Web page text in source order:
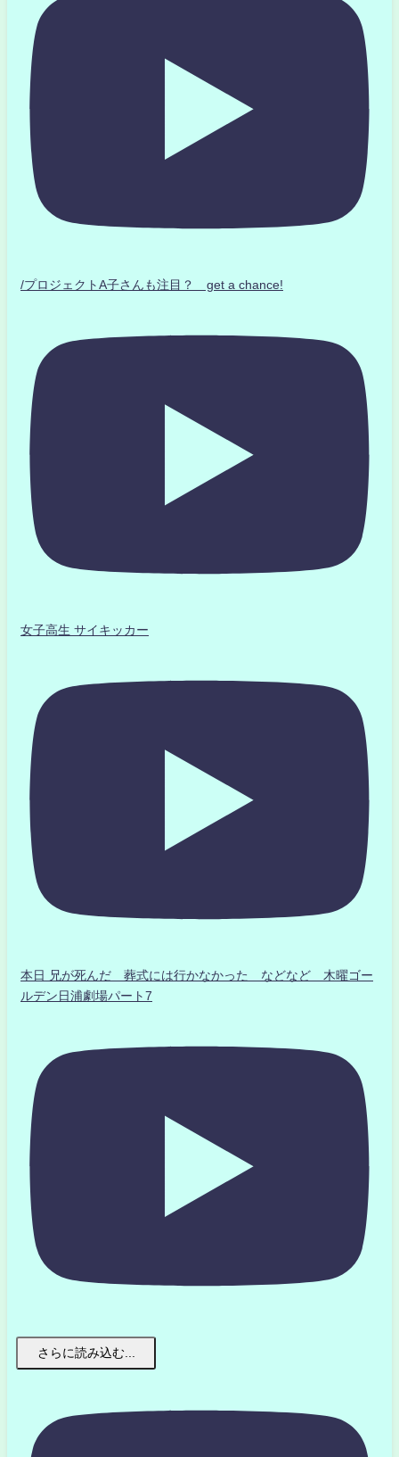
/プロジェクトA子さんも注目？ get a chance!
女子高生 サイキッカー
本日 兄が死んだ 葬式には行かなかった などなど 木曜ゴー
ルデン日浦劇場パート7
さらに読み込む...